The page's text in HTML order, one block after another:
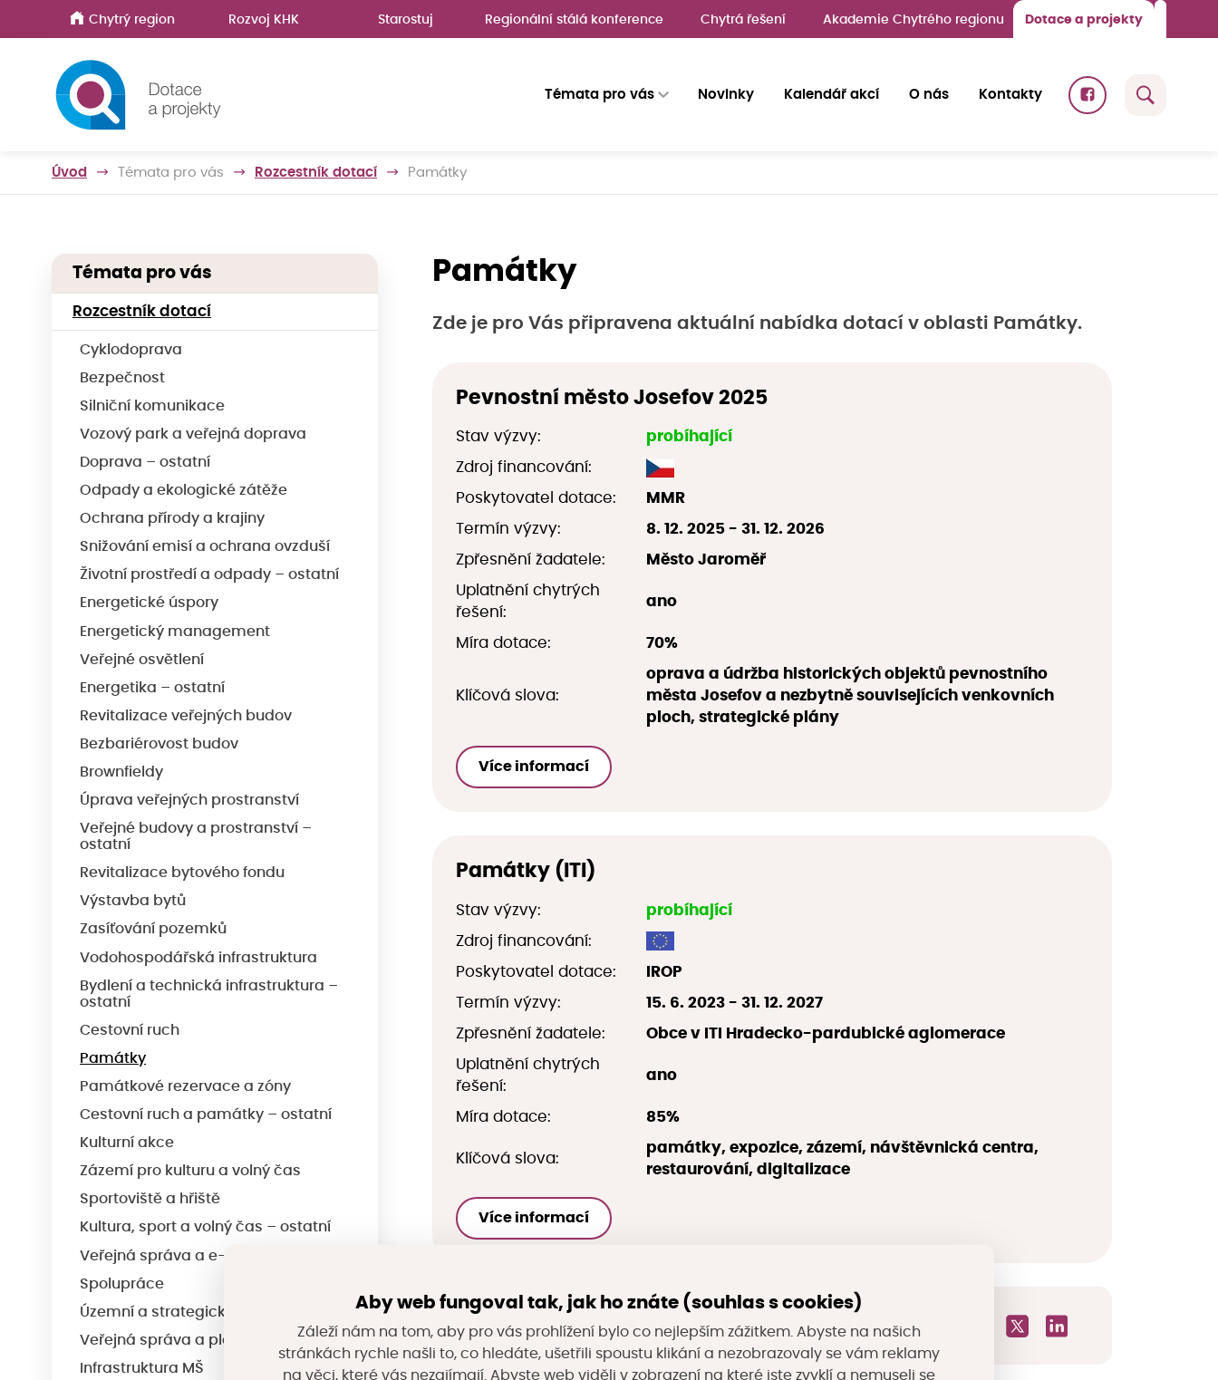
Chytrý region Rozvoj KHK Starostuj Regionální stálá konference Chytrá řešení Akademie Chytrého regionu Dotace a projekty
Témata pro vás Novinky Kalendář akcí O nás Kontakty
Úvod Témata pro vás Rozcestník dotací Památky
Témata pro vás
Rozcestník dotací
Cyklodoprava
Bezpečnost
Silniční komunikace
Vozový park a veřejná doprava
Doprava – ostatní
Odpady a ekologické zátěže
Ochrana přírody a krajiny
Snižování emisí a ochrana ovzduší
Životní prostředí a odpady – ostatní
Energetické úspory
Energetický management
Veřejné osvětlení
Energetika – ostatní
Revitalizace veřejných budov
Bezbariérovost budov
Brownfieldy
Úprava veřejných prostranství
Veřejné budovy a prostranství –
ostatní
Revitalizace bytového fondu
Výstavba bytů
Zasíťování pozemků
Vodohospodářská infrastruktura
Bydlení a technická infrastruktura –
ostatní
Cestovní ruch
Památky
Památkové rezervace a zóny
Cestovní ruch a památky – ostatní
Kulturní akce
Zázemí pro kulturu a volný čas
Sportoviště a hřiště
Kultura, sport a volný čas – ostatní
Veřejná správa a e-Government
Spolupráce
Územní a strategické plánování
Veřejná správa a plánování – ostatní
Infrastruktura MŠ
Památky
Zde je pro Vás připravena aktuální nabídka dotací v oblasti Památky.
Pevnostní město Josefov 2025
Stav výzvy:
probíhající
Zdroj financování:
Poskytovatel dotace:
MMR
Termín výzvy:
8. 12. 2025 - 31. 12. 2026
Zpřesnění žadatele:
Město Jaroměř
Uplatnění chytrých
řešení:
ano
Míra dotace: 70%
Klíčová slova:
oprava a údržba historických objektů pevnostního
města Josefov a nezbytně souvisejících venkovních
ploch, strategické plány
Více informací
Památky (ITI)
Stav výzvy:
probíhající
Zdroj financování:
Poskytovatel dotace:
IROP
Termín výzvy:
15. 6. 2023 - 31. 12. 2027
Zpřesnění žadatele:
Obce v ITI Hradecko-pardubické aglomerace
Uplatnění chytrých
řešení:
ano
Míra dotace: 85%
Klíčová slova:
památky, expozice, zázemí, návštěvnická centra,
restaurování, digitalizace
Více informací
Sdílejte na sociálních sítích
Aby web fungoval tak, jak ho znáte (souhlas s cookies)
Záleží nám na tom, aby pro vás prohlížení bylo co nejlepším zážitkem. Abyste na našich
stránkách rychle našli to, co hledáte, ušetřili spoustu klikání a nezobrazovaly se vám reklamy
na věci, které vás nezajímají. Abyste web viděli v zobrazení na které jste zvyklí a nemuseli se